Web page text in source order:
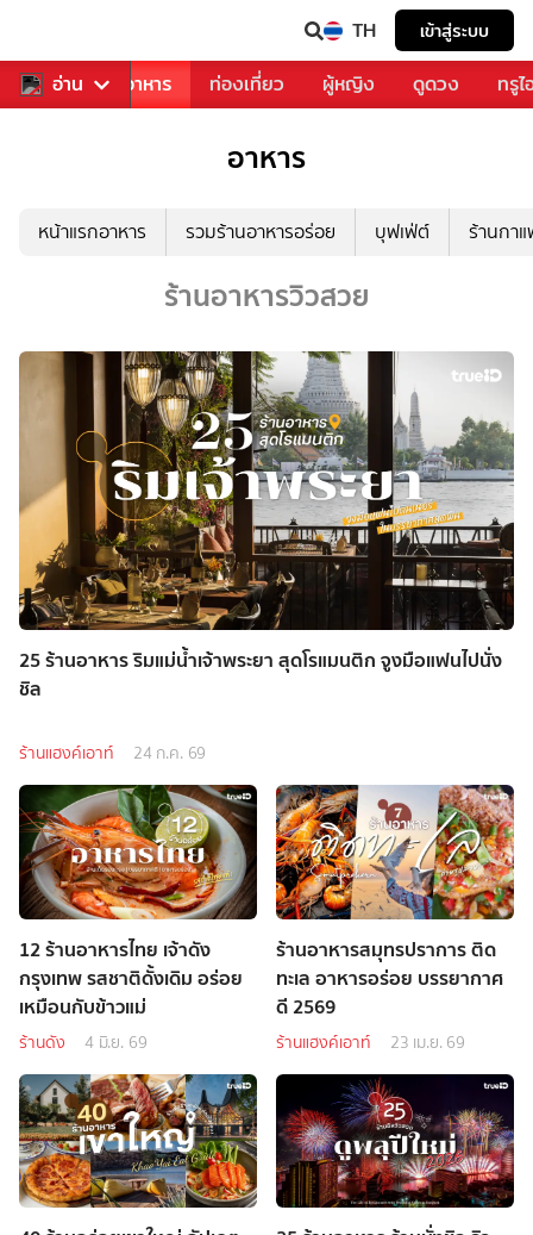
TH เข้าสู่ระบบ
อ่าน
การเพลง อาหาร ท่องเที่ยว ผู้หญิง ดูดวง ทรู
อาหาร
หน้าแรกอาหาร รวมร้านอาหารอร่อย บุฟเฟ่ต์ ร้านกา
ร้านอาหารวิวสวย
25 ร้านอาหาร ริมแม่น้ำเจ้าพระยา สุดโรแมนติก จูงมือแฟนไปนั่ง
ชิล
ร้านแฮงค์เอาท์ 24 ก.ค. 69
12 ร้านอาหารไทย เจ้าดัง
กรุงเทพ รสชาติดั้งเดิม อร่อย
เหมือนกับข้าวแม่
ร้านดัง 4 มิ.ย. 69
ร้านอาหารสมุทรปราการ ติด
ทะเล อาหารอร่อย บรรยากาศ
ดี 2569
ร้านแฮงค์เอาท์ 23 เม.ย. 69